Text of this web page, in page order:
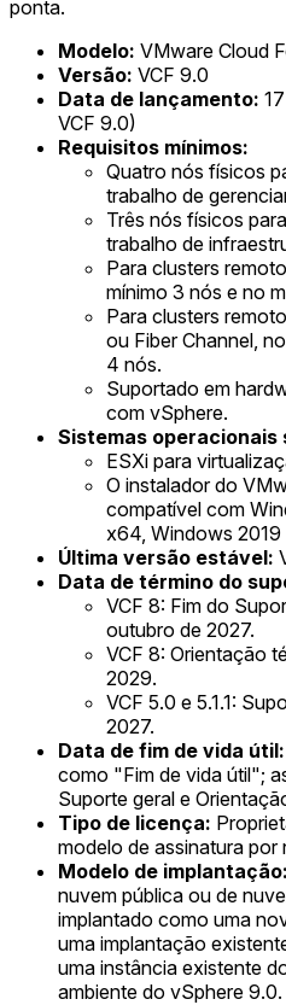
ponta.
Modelo: VMware Cloud
Versão: VCF 9.0
Data de lançamento:
VCF 9.0)
Requisitos mínimos:
Quatro nós físicos
trabalho de
Três nós físicos
trabalho de
Para clusters
mínimo 3 nós e no
Para clusters
ou Fiber Channel,
4 nós.
Suportado em
com vSphere.
Sistemas operacionais
ESXi para
O instalador do
compatível com
x64, Windows
Última versão estável:
Data de término do
VCF 8: Fim do
outubro de 2027.
VCF 8: Orientação
2029.
VCF 5.0 e 5.1.1:
2027.
Data de fim de vida útil:
como "Fim de vida útil";
Suporte geral e
Tipo de licença:
modelo de assinatura por
Modelo de implantação:
nuvem pública ou de
implantado como uma
uma implantação
uma instância existente
ambiente do vSphere 9.0.